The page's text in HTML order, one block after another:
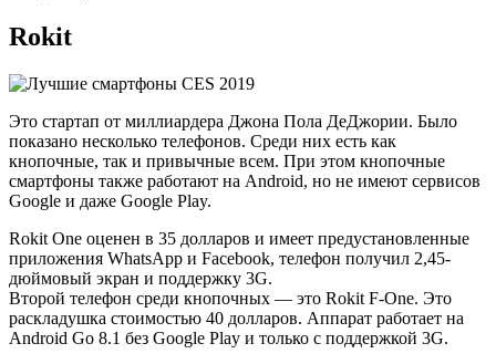
Rokit
Это стартап от миллиардера Джона Пола ДеДжории. Было
показано несколько телефонов. Среди них есть как
кнопочные, так и привычные всем. При этом кнопочные
смартфоны также работают на Android, но не имеют сервисов
Google и даже Google Play.
Rokit One оценен в 35 долларов и имеет предустановленные
приложения WhatsApp и Facebook, телефон получил 2,45-
дюймовый экран и поддержку 3G.
Второй телефон среди кнопочных — это Rokit F-One. Это
раскладушка стоимостью 40 долларов. Аппарат работает на
Android Go 8.1 без Google Play и только с поддержкой 3G.